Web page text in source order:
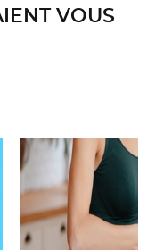
VOUS